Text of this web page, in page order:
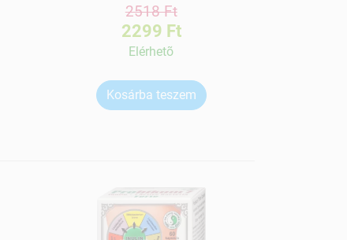
2518 Ft
2299 Ft
Elérhetõ
Kosárba teszem